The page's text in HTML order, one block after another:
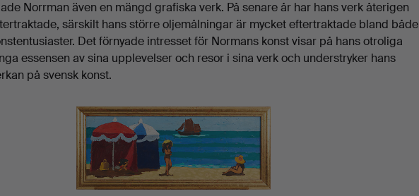
Norrman även en mängd grafiska verk. På senare år har hans verk återigen
särskilt hans större oljemålningar är mycket eftertraktade bland både
Det förnyade intresset för Normans konst visar på hans otroliga
essensen av sina upplevelser och resor i sina verk och understryker hans
på svensk konst.